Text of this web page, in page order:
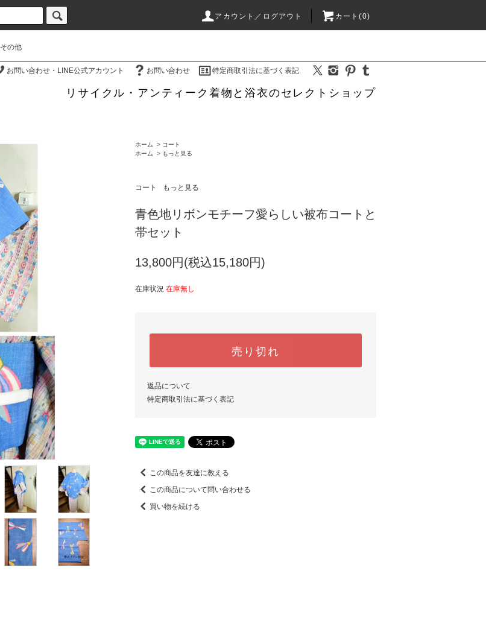
アカウント／ログアウト カート(0)
その他
お問い合わせ・LINE公式アカウント お問い合わせ 特定商取引法に基づく表記
リサイクル・アンティーク着物と浴衣のセレクトショップ
ホーム > コート
ホーム
> もっと見る
コート もっと見る
青色地リボンモチーフ愛らしい被布コートと
帯セット
13,800円(税込15,180円)
在庫状況 在庫無し
売り切れ
返品について
特定商取引法に基づく表記
この商品を友達に教える
この商品について問い合わせる
買い物を続ける